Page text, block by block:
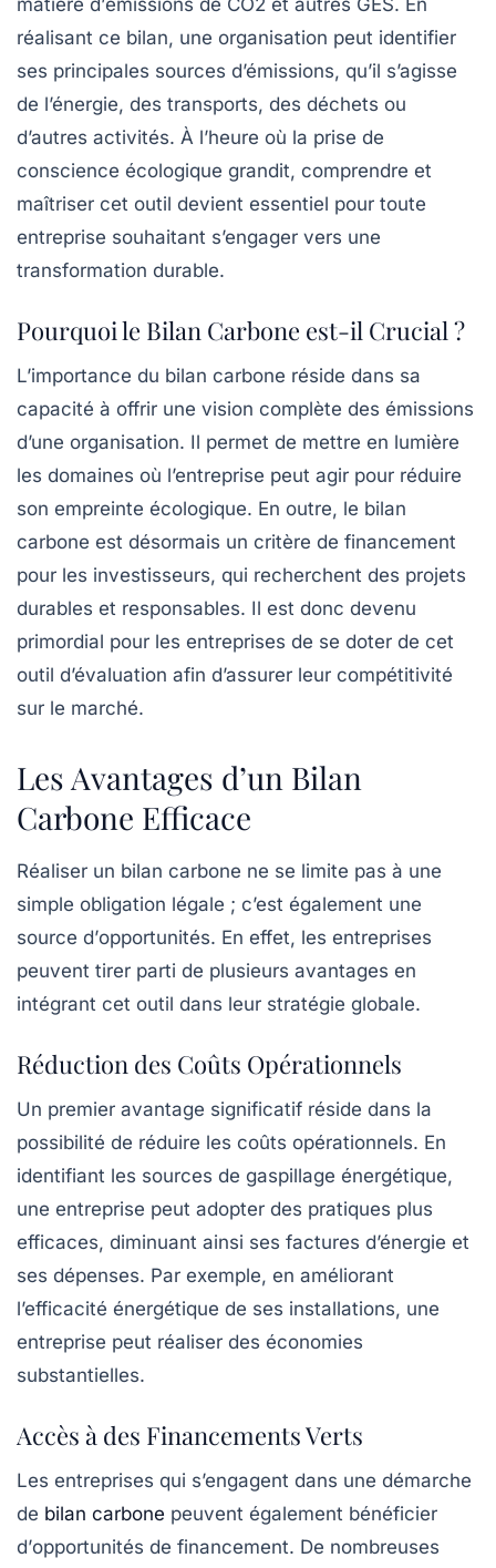
matière d’émissions de CO2 et autres GES. En
réalisant ce bilan, une organisation peut identifier
ses principales sources d’émissions, qu’il s’agisse
de l’énergie, des transports, des déchets ou
d’autres activités. À l’heure où la prise de
conscience écologique grandit, comprendre et
maîtriser cet outil devient essentiel pour toute
entreprise souhaitant s’engager vers une
transformation durable.
Pourquoi le Bilan Carbone est-il Crucial ?
L’importance du bilan carbone réside dans sa
capacité à offrir une vision complète des émissions
d’une organisation. Il permet de mettre en lumière
les domaines où l’entreprise peut agir pour réduire
son empreinte écologique. En outre, le bilan
carbone est désormais un critère de financement
pour les investisseurs, qui recherchent des projets
durables et responsables. Il est donc devenu
primordial pour les entreprises de se doter de cet
outil d’évaluation afin d’assurer leur compétitivité
sur le marché.
Les Avantages d’un Bilan
Carbone Efficace
Réaliser un bilan carbone ne se limite pas à une
simple obligation légale ; c’est également une
source d’opportunités. En effet, les entreprises
peuvent tirer parti de plusieurs avantages en
intégrant cet outil dans leur stratégie globale.
Réduction des Coûts Opérationnels
Un premier avantage significatif réside dans la
possibilité de réduire les coûts opérationnels. En
identifiant les sources de gaspillage énergétique,
une entreprise peut adopter des pratiques plus
efficaces, diminuant ainsi ses factures d’énergie et
ses dépenses. Par exemple, en améliorant
l’efficacité énergétique de ses installations, une
entreprise peut réaliser des économies
substantielles.
Accès à des Financements Verts
Les entreprises qui s’engagent dans une démarche
de bilan carbone peuvent également bénéficier
d’opportunités de financement. De nombreuses